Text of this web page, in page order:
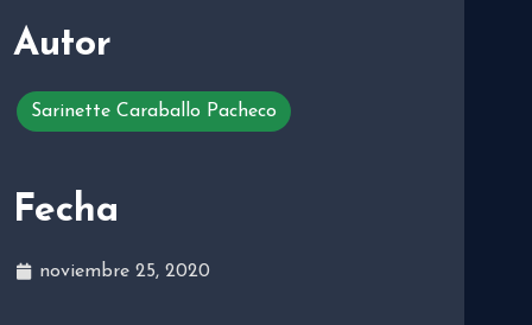
Autor
Sarinette Caraballo Pacheco
Fecha
noviembre 25, 2020